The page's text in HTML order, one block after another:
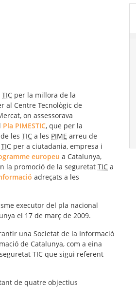
TIC per la millora de la
al Centre Tecnològic de
on assessorava
Pla PIMESTIC, que per la
les TIC a les PIME arreu de
TIC per a ciutadania, empresa i
europeu a Catalunya,
la promoció de la seguretat TIC a
adreçats a les
executor del pla nacional
el 17 de març de 2009.
una Societat de la Informació
de Catalunya, com a eina
TIC que sigui referent
de quatre objectius